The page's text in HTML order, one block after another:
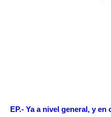
EP.- Ya a nivel general, y